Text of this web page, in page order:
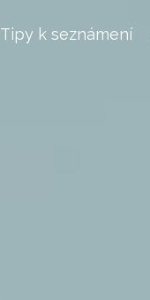
Tipy k seznámení